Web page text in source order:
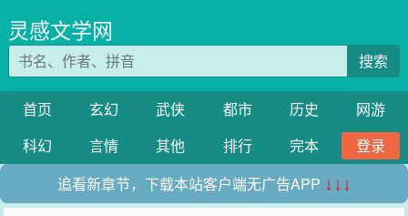
灵感文学网
搜索
首页 玄幻 武侠 都市 历史
网游
科幻
言情 其他 排行 完本
登录
追看新章节，下载本站客户端无广告APP ↓↓↓